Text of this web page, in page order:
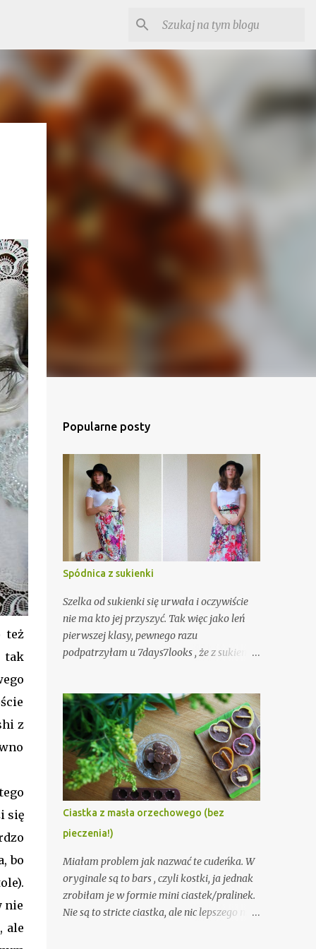
też
tak
z
się
bo
nie
ale
Popularne posty
Spódnica z sukienki
Szelka od sukienki się urwała i oczywiście
nie ma kto jej przyszyć. Tak więc jako leń
pierwszej klasy, pewnego razu
podpatrzyłam u 7days7looks , że z sukienki
którego ostatnio mam manię (myślę, że
jeszcze nikt nie zdążył tego zauważyć. Tak,
tak, to ironia).
Ciastka z masła orzechowego (bez
pieczenia!)
Miałam problem jak nazwać te cudeńka. W
oryginale są to bars , czyli kostki, ja jednak
zrobiłam je w formie mini ciastek/pralinek.
Nie są to stricte ciastka, ale nic lepszego nie